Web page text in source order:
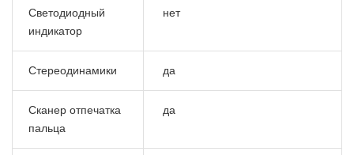
Светодиодный
индикатор
нет
Стереодинамики да
Сканер отпечатка
пальца
да